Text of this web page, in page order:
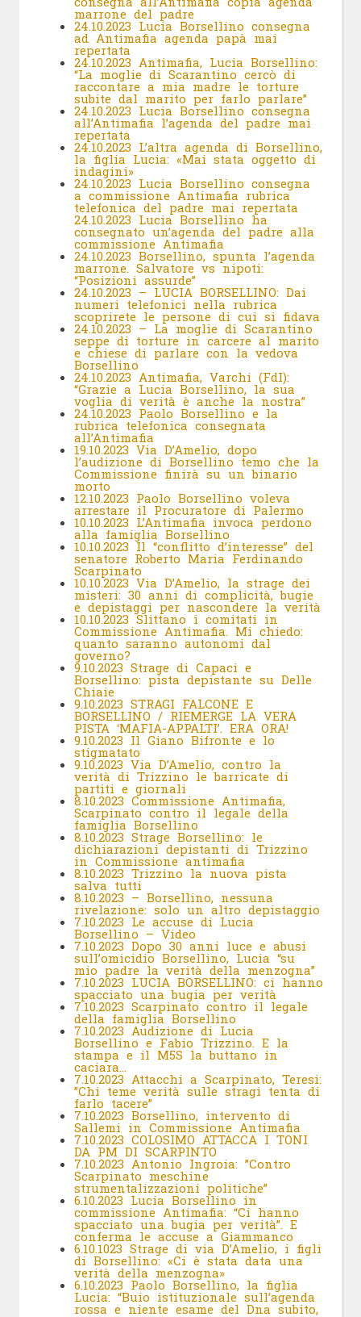
marrone del padre
24.10.2023 Lucia Borsellino consegna
ad Antimafia agenda papà mai
repertata
24.10.2023 Antimafia, Lucia Borsellino:
“La moglie di Scarantino cercò di
raccontare a mia madre le torture
subite dal marito per farlo parlare”
24.10.2023 Lucia Borsellino consegna
all’Antimafia l’agenda del padre mai
repertata
24.10.2023 L’altra agenda di Borsellino,
la figlia Lucia: «Mai stata oggetto di
indagini»
24.10.2023 Lucia Borsellino consegna
a commissione Antimafia rubrica
telefonica del padre mai repertata
24.10.2023 Lucia Borsellino ha
consegnato un’agenda del padre alla
commissione Antimafia
24.10.2023 Borsellino, spunta l’agenda
marrone. Salvatore vs nipoti:
“Posizioni assurde”
24.10.2023 – LUCIA BORSELLINO: Dai
numeri telefonici nella rubrica
scoprirete le persone di cui si fidava
24.10.2023 – La moglie di Scarantino
seppe di torture in carcere al marito
e chiese di parlare con la vedova
Borsellino
24.10.2023 Antimafia, Varchi (FdI):
“Grazie a Lucia Borsellino, la sua
voglia di verità è anche la nostra”
24.10.2023 Paolo Borsellino e la
rubrica telefonica consegnata
all’Antimafia
19.10.2023 Via D’Amelio, dopo
l’audizione di Borsellino temo che la
Commissione finirà su un binario
morto
12.10.2023 Paolo Borsellino voleva
arrestare il Procuratore di Palermo
10.10.2023 L’Antimafia invoca perdono
alla famiglia Borsellino
10.10.2023 Il “conflitto d’interesse” del
senatore Roberto Maria Ferdinando
Scarpinato
10.10.2023 Via D’Amelio, la strage dei
misteri: 30 anni di complicità, bugie
e depistaggi per nascondere la verità
10.10.2023 Slittano i comitati in
Commissione Antimafia. Mi chiedo:
quanto saranno autonomi dal
governo?
9.10.2023 Strage di Capaci e
Borsellino: pista depistante su Delle
Chiaie
9.10.2023 STRAGI FALCONE E
BORSELLINO / RIEMERGE LA VERA
PISTA ‘MAFIA-APPALTI’. ERA ORA!
9.10.2023 Il Giano Bifronte e lo
stigmatato
9.10.2023 Via D’Amelio, contro la
verità di Trizzino le barricate di
partiti e giornali
8.10.2023 Commissione Antimafia,
Scarpinato contro il legale della
famiglia Borsellino
8.10.2023 Strage Borsellino: le
dichiarazioni depistanti di Trizzino
in Commissione antimafia
8.10.2023 Trizzino la nuova pista
salva tutti
8.10.2023 – Borsellino, nessuna
rivelazione: solo un altro depistaggio
7.10.2023 Le accuse di Lucia
Borsellino – Video
7.10.2023 Dopo 30 anni luce e abusi
sull’omicidio Borsellino, Lucia “su
mio padre la verità della menzogna”
7.10.2023 LUCIA BORSELLINO: ci hanno
spacciato una bugia per verità
7.10.2023 Scarpinato contro il legale
della famiglia Borsellino
7.10.2023 Audizione di Lucia
Borsellino e Fabio Trizzino. E la
stampa e il M5S la buttano in
caciara…
7.10.2023 Attacchi a Scarpinato, Teresi:
”Chi teme verità sulle stragi tenta di
farlo tacere”
7.10.2023 Borsellino, intervento di
Sallemi in Commissione Antimafia
7.10.2023 COLOSIMO ATTACCA I TONI
DA PM DI SCARPINTO
7.10.2023 Antonio Ingroia: ”Contro
Scarpinato meschine
strumentalizzazioni politiche”
6.10.2023 Lucia Borsellino in
commissione Antimafia: “Ci hanno
spacciato una bugia per verità”. E
conferma le accuse a Giammanco
6.10.1023 Strage di via D’Amelio, i figli
di Borsellino: «Ci è stata data una
verità della menzogna»
6.10.2023 Paolo Borsellino, la figlia
Lucia: “Buio istituzionale sull’agenda
rossa e niente esame del Dna subito,